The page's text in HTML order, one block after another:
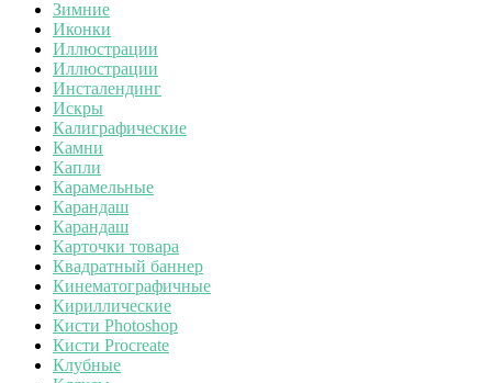
Зимние
Иконки
Иллюстрации
Иллюстрации
Инсталендинг
Искры
Калиграфические
Камни
Капли
Карамельные
Карандаш
Карандаш
Карточки товара
Квадратный баннер
Кинематографичные
Кириллические
Кисти Photoshop
Кисти Procreate
Клубные